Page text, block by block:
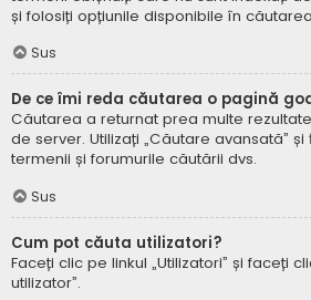
și folosiți opțiunile disponibile în
Sus
De ce îmi reda căutarea o pagină
Căutarea a returnat prea multe
de server. Utilizați „Căutare avansată”
termenii și forumurile căutării dvs.
Sus
Cum pot căuta utilizatori?
Faceți clic pe linkul „Utilizatori” și faceți
utilizator”.